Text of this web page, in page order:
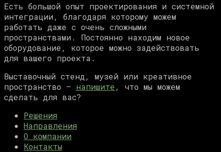
Есть большой опыт проектирования и системной
интеграции, благодаря которому можем
работать даже с очень сложными
пространствами. Постоянно находим новое
оборудование, которое можно задействовать
для вашего проекта.
Выставочный стенд, музей или креативное
пространство — напишите, что мы можем
сделать для вас?
Решения
Направления
О компании
Контакты